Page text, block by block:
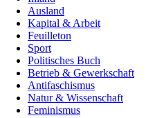
Ausland
Kapital & Arbeit
Feuilleton
Sport
Politisches Buch
Betrieb & Gewerkschaft
Antifaschismus
Natur & Wissenschaft
Feminismus